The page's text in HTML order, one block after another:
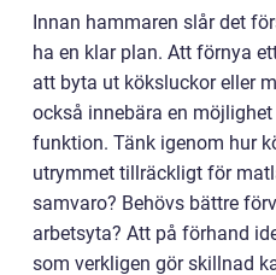
Innan hammaren slår det
ha en klar plan. Att förnya
att byta ut köksluckor eller
också innebära en
funktion. Tänk igenom hur
utrymmet tillräckligt för
samvaro? Behövs bättre
arbetsyta? Att på förhand
som verkligen gör skillnad